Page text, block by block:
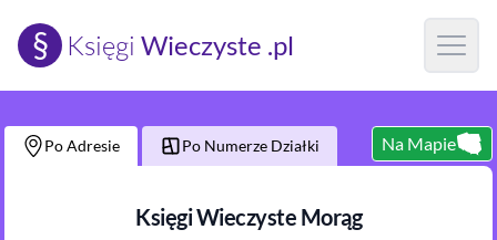
§ Księgi Wieczyste .pl Open
Po Adresie Po Numerze Działki Na Mapie
Księgi Wieczyste Morąg